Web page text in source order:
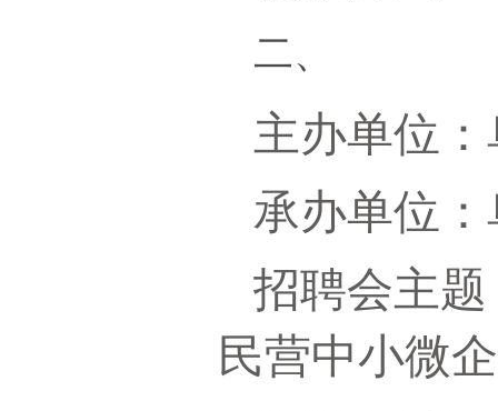
二、
主办单位
承办单位
招聘会主
民营中小微